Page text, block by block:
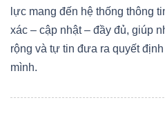
lực mang đến hệ thống thông
xác – cập nhật – đầy đủ, giúp
rộng và tự tin đưa ra quyết
mình.